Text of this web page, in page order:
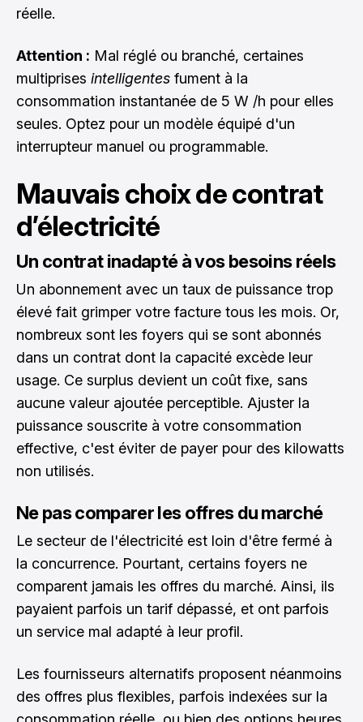
réelle.
Attention : Mal réglé ou branché, certaines
multiprises intelligentes fument à la
consommation instantanée de 5 W /h pour elles
seules. Optez pour un modèle équipé d'un
interrupteur manuel ou programmable.
Mauvais choix de contrat
d’électricité
Un contrat inadapté à vos besoins réels
Un abonnement avec un taux de puissance trop
élevé fait grimper votre facture tous les mois. Or,
nombreux sont les foyers qui se sont abonnés
dans un contrat dont la capacité excède leur
usage. Ce surplus devient un coût fixe, sans
aucune valeur ajoutée perceptible. Ajuster la
puissance souscrite à votre consommation
effective, c'est éviter de payer pour des kilowatts
non utilisés.
Ne pas comparer les offres du marché
Le secteur de l'électricité est loin d'être fermé à
la concurrence. Pourtant, certains foyers ne
comparent jamais les offres du marché. Ainsi, ils
payaient parfois un tarif dépassé, et ont parfois
un service mal adapté à leur profil.
Les fournisseurs alternatifs proposent néanmoins
des offres plus flexibles, parfois indexées sur la